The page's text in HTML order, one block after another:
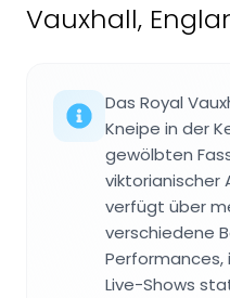
Vauxhall,
Das Royal
Kneipe in der
gewölbten
viktorianischer
verfügt über
verschiedene
Live-Shows